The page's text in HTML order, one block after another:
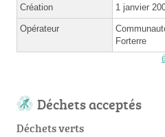
Création 1 janvier
Opérateur
Forterre
Déchets acceptés
Déchets verts